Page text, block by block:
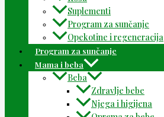
Suplementi
Program za sunčanje
Opekotine i regeneracija
Program za sunčanje
Mama i beba
Beba
Zdravlje bebe
Njega i higijena